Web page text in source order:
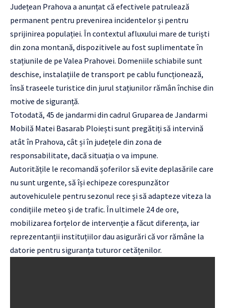
Județean Prahova a anunțat că efectivele patrulează
permanent pentru prevenirea incidentelor și pentru
sprijinirea populației. În contextul afluxului mare de turiști
din zona montană, dispozitivele au fost suplimentate în
stațiunile de pe Valea Prahovei. Domeniile schiabile sunt
deschise, instalațiile de transport pe cablu funcționează,
însă traseele turistice din jurul stațiunilor rămân închise din
motive de siguranță.
Totodată, 45 de jandarmi din cadrul Gruparea de Jandarmi
Mobilă Matei Basarab Ploiești sunt pregătiți să intervină
atât în Prahova, cât și în județele din zona de
responsabilitate, dacă situația o va impune.
Autoritățile le recomandă șoferilor să evite deplasările care
nu sunt urgente, să își echipeze corespunzător
autovehiculele pentru sezonul rece și să adapteze viteza la
condițiile meteo și de trafic. În ultimele 24 de ore,
mobilizarea forțelor de intervenție a făcut diferența, iar
reprezentanții instituțiilor dau asigurări că vor rămâne la
datorie pentru siguranța tuturor cetățenilor.